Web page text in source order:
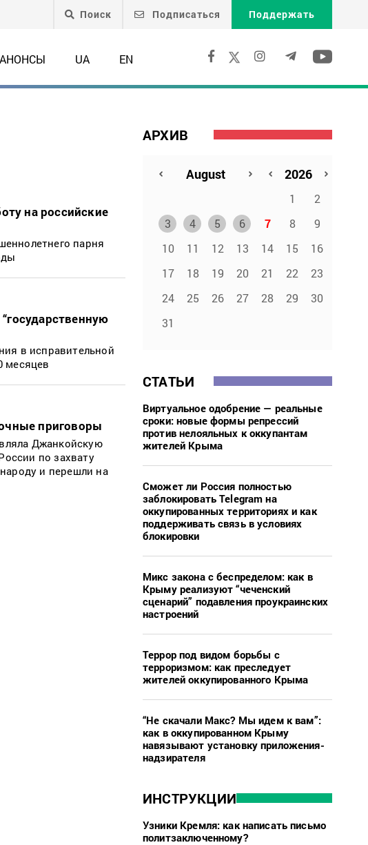
Поиск Подписаться Поддержать
АНОНСЫ UA EN
на российские
парня
в исправительной
месяцев
приговоры
Джанкойскую
по захвату
и перешли на
АРХИВ
1
2
3
4 5 6 7 8
9
10
11 12 13 14 15
16
17
18 19 20 21 22
23
24
25 26 27 28 29
30
31
СТАТЬИ
Виртуальное одобрение — реальные
сроки: новые формы репрессий
против нелояльных к оккупантам
жителей Крыма
Сможет ли Россия полностью
заблокировать Telegram на
оккупированных территориях и как
поддерживать связь в условиях
блокировки
Микс закона с беспределом: как в
Крыму реализуют “чеченский
сценарий” подавления проукраинских
настроений
Террор под видом борьбы с
терроризмом: как преследует
жителей оккупированного Крыма
“Не скачали Макс? Мы идем к вам”:
как в оккупированном Крыму
навязывают установку приложения-
надзирателя
ИНСТРУКЦИИ
Узники Кремля: как написать письмо
политзаключенному?